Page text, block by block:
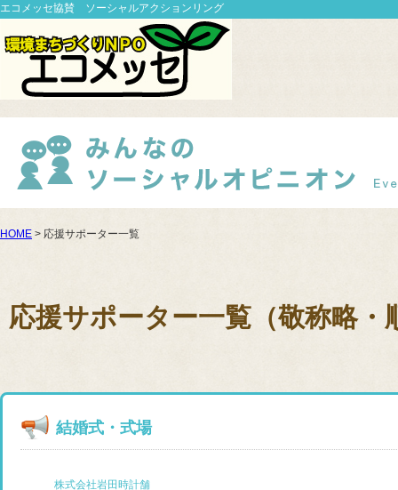
エコメッセ協賛 ソーシャルアクションリング
HOME > 応援サポーター一覧
応援サポーター一覧（敬称略・
結婚式・式場
株式会社岩田時計舗